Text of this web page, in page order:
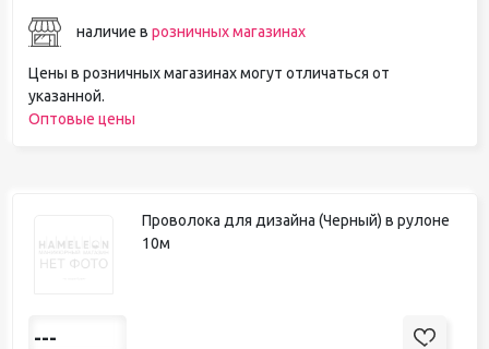
наличие в розничных магазинах
Цены в розничных магазинах могут отличаться от
указанной.
Оптовые цены
Проволока для дизайна (Черный) в рулоне
10м
---